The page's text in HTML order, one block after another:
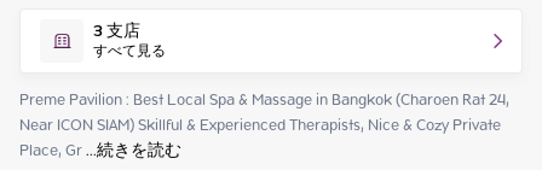
Friday 10:00 - 22:00
Saturday 10:00 - 22:00
Sunday 10:00 - 22:00
Monday 10:00 - 22:00
Tuesday 10:00 - 22:00
Wednesday
3支店
すべて見る
Preme Pavilion : Best Local Spa & Massage in Bangkok (Charoen Rat 24,
Near ICON SIAM) Skillful & Experienced Therapists, Nice & Cozy Private
Place, Gr ...続きを読む